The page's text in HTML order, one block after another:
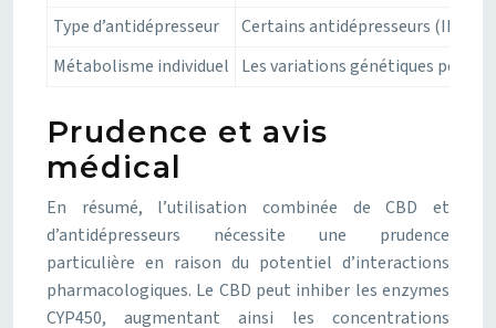
Type d’antidépresseur
Certains antidépresseurs (IMAO)
Métabolisme individuel Les variations génétiques
Prudence et avis
médical
En résumé, l’utilisation combinée de CBD et
d’antidépresseurs nécessite une prudence
particulière en raison du potentiel d’interactions
pharmacologiques. Le CBD peut inhiber les enzymes
CYP450, augmentant ainsi les concentrations